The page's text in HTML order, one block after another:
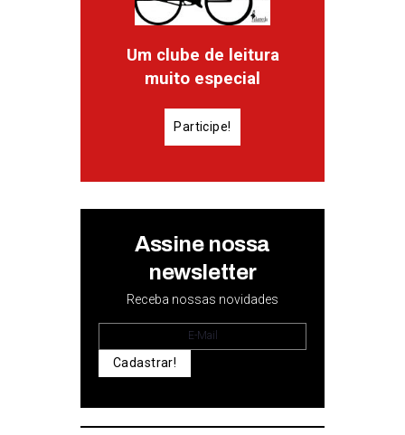
Um clube de leitura
muito especial
Participe!
Assine nossa
newsletter
Receba nossas novidades
Cadastrar!